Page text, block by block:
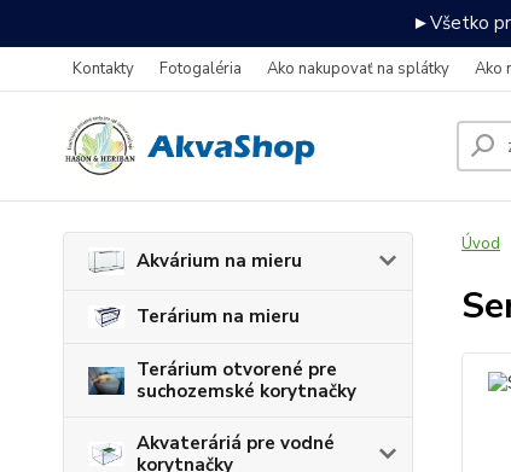
►Všetko
Kontakty Fotogaléria Ako nakupovať na splátky Ako
Akvárium na mieru
Terárium na mieru
Terárium otvorené pre
suchozemské korytnačky
Akvateráriá pre vodné
korytnačky
Úvod